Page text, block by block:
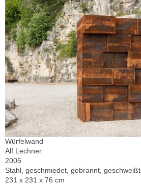
Würfelwand
Alf Lechner
2005
Stahl, geschmiedet, gebrannt, geschweißt
231 x 231 x 76 cm